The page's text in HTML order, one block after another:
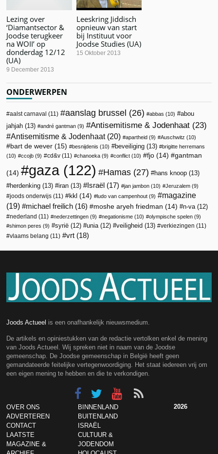
Lezing over
‘Diamantsector &
Joodse terugkeer
na WOII’ op
donderdag 12/12
(UA)
9 December 2013
Leeskring Jiddisch
opnieuw van start
bij Instituut voor
Joodse Studies (UA)
15 Oktober 2013
ONDERWERPEN
aalst carnaval (11) aanslag brussel (26) abbas (10)
abou
jahjah (13) andré gantman (9) Antisemitisme & Jodenhaat (23)
Antisemitisme & Jodenhaat(20) apartheid (9) Auschwitz (10)
bart de wever (15) besnijdenis (10) beveiliging (13)
brigitte herremans
(10)
ccojb (9) cd&v (11) chanoeka (9) conflict (10) fjo (14) gantman
(14) gaza(122) Hamas (27) hans knoop (13)
herdenking (13) iran (13) Israël (17) jan jambon (10) Jeruzalem (9)
joods onderwijs (11) kkl (14) ludo van campenhout (9)
magazine
(19)
michael freilich (16) moshe aryeh friedman (14) n-va(12)
nederland (11) nederzettingen (9) negationisme (10) olympische spelen (9)
shimon peres (9) syrië (12) unia(12) veiligheid (13) verkiezingen (11)
vlaams belang (11) vrt (18)
Joods Actueel is een onafhankelijk nieuwsmedium.
De artikels en opiniestukken van de redactie vertolken enkel de mening
van Joods Actueel. Wij spreken niet in naam van de Joodse
gemeenschap. De Joodse gemeenschap in België heeft geen
gemandateerde feitelijke vertegenwoordiging. Het staat iedereen vrij om
een eigen mening te hebben en die te verkondigen.
OVER ONS
ADVERTEREN
CONTACT
LAATSTE
MAGAZINE &
BINNENLAND
BUITENLAND
ISRAËL
CULTUUR &
JODENDOM
2026